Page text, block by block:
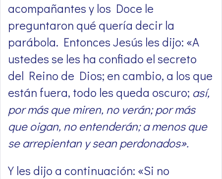
acompañantes y los Doce le
preguntaron qué quería decir la
parábola. Entonces Jesús les dijo: «A
ustedes se les ha confiado el secreto
del Reino de Dios; en cambio, a los que
están fuera, todo les queda oscuro; así,
por más que miren, no verán; por más
que oigan, no entenderán; a menos que
se arrepientan y sean perdonados».
Y les dijo a continuación: «Si no